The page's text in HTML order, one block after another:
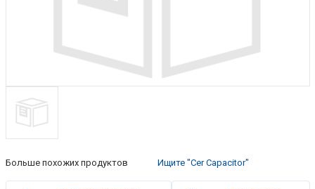
Больше похожих продуктов Ищите "Cer Capacitor"